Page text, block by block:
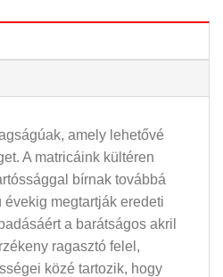
amely lehetővé
A matricáink kültéren
bírnak továbbá
megtartják eredeti
a barátságos akril
ragasztó felel,
közé tartozik, hogy